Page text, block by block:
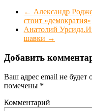
← Александр
стоит «демократия»
Анатолий
шавки →
Добавить
Ваш адрес email не будет
помечены *
Комментарий